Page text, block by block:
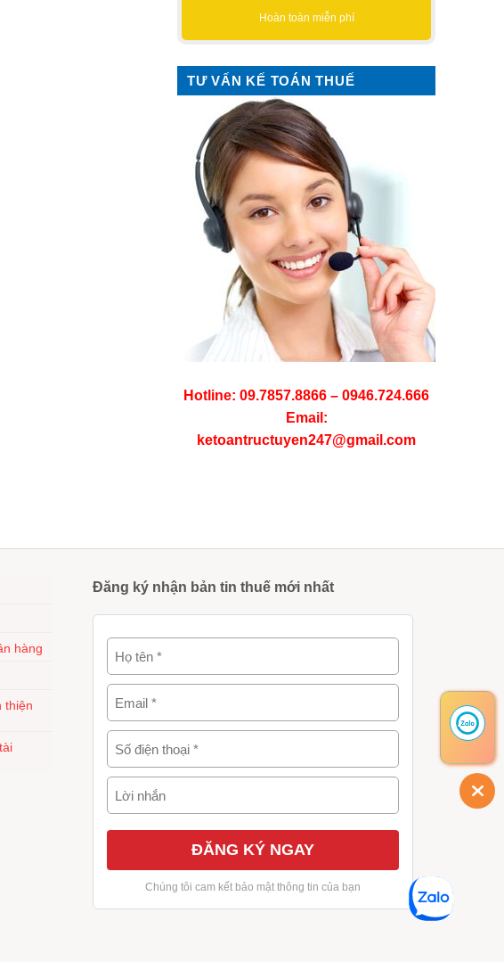
Hoàn toàn miễn phí
TƯ VẤN KẾ TOÁN THUẾ
Hotline: 09.7857.8866 – 0946.724.666
Email:
ketoantructuyen247@gmail.com
hàng
thiện
Đăng ký nhận bản tin thuế mới nhất